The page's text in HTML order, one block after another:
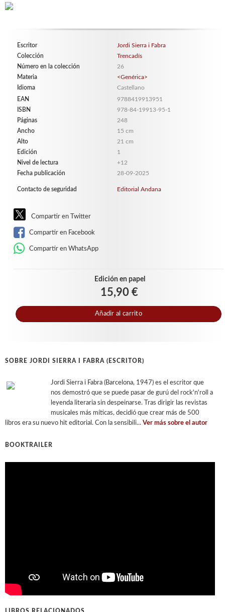
Escritor
Jordi Sierra i Fabra
Colección
Trencadís
Número en la colección
26
Materia
<Genérica>
Idioma
Castellano
EAN
9788419913951
ISBN
978-84-19913-95-1
Páginas
248
Ancho
15 cm
Alto
21 cm
Edición
1
Nivel de lectura
+12
Fecha publicación
28-09-2025
Contacto de seguridad Editorial Andana
Compartir en Twitter
Compartir en Facebook
Compartir en WhatsApp
Edición en papel
15,90 €
Añadir al carrito
SOBRE JORDI SIERRA I FABRA (ESCRITOR)
Jordi Sierra i Fabra (Barcelona, 1947) es el escritor que
nos demostró que se puede pasar de gurú del rock'n'roll a
leyenda literaria sin despeinarse. Tras dirigir las revistas
musicales más míticas, decidió que crear más de 500
libros era su nuevo hit editorial. Con la sensibili... Ver más sobre el autor
BOOKTRAILER